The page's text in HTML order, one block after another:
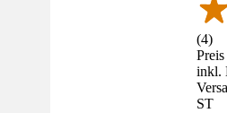
(4)
inkl.
ST